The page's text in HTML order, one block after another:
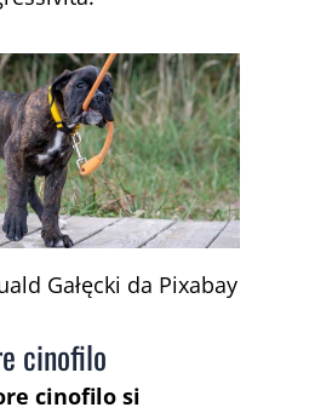
Gałęcki da Pixabay
cinofilo
cinofilo si